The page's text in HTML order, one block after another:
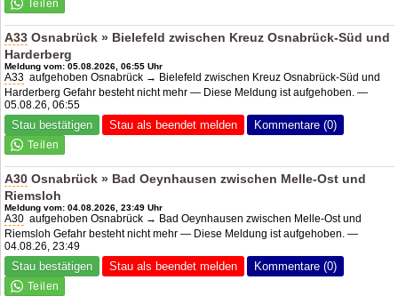
A33 Osnabrück » Bielefeld zwischen Kreuz Osnabrück-Süd und
Harderberg
Meldung vom: 05.08.2026, 06:55 Uhr
A33 aufgehoben Osnabrück → Bielefeld zwischen Kreuz Osnabrück-Süd und
Harderberg Gefahr besteht nicht mehr — Diese Meldung ist aufgehoben. —
05.08.26, 06:55
Stau bestätigen Stau als beendet melden Kommentare (0)
A30 Osnabrück » Bad Oeynhausen zwischen Melle-Ost und
Riemsloh
Meldung vom: 04.08.2026, 23:49 Uhr
A30 aufgehoben Osnabrück → Bad Oeynhausen zwischen Melle-Ost und
Riemsloh Gefahr besteht nicht mehr — Diese Meldung ist aufgehoben. —
04.08.26, 23:49
Stau bestätigen Stau als beendet melden Kommentare (0)